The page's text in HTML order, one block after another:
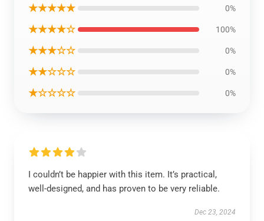
★★★★★ 0%
★★★★☆ 100%
★★★☆☆ 0%
★★☆☆☆ 0%
★☆☆☆☆ 0%
I couldn’t be happier with this item. It’s practical,
well-designed, and has proven to be very reliable.
Dec 23, 2024